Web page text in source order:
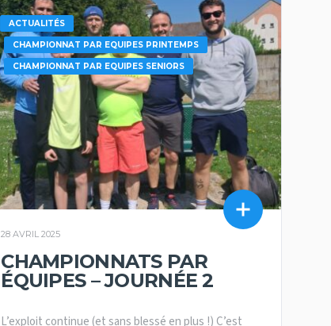
ACTUALITÉS
CHAMPIONNAT PAR EQUIPES PRINTEMPS
CHAMPIONNAT PAR EQUIPES SENIORS
28 AVRIL 2025
CHAMPIONNATS PAR
ÉQUIPES – JOURNÉE 2
L’exploit continue (et sans blessé en plus !) C’est